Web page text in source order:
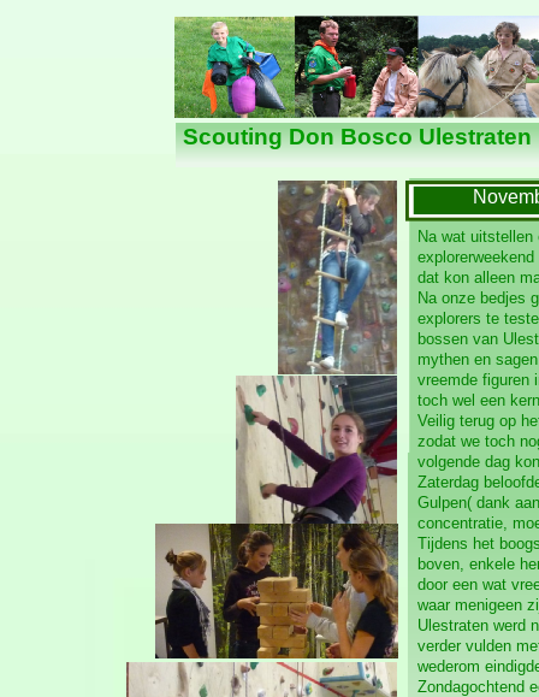
Nieuws
Scouting Don Bosco Ulestraten
Na wat
dat kon alleen
Na onze bedjes
explorers te
bossen van
mythen en
vreemde figuren
toch wel een
Veilig terug op
zodat we toch
volgende dag
Zaterdag
Gulpen( dank
concentratie,
Tijdens het
boven, enkele
door een wat
waar menigeen
Ulestraten werd
verder vulden
wederom
Zondagochtend